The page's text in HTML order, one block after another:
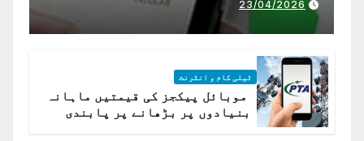
23/04/2026
ٹیلی کام و انٹرنٹ
موبائل پیکجز کی قیمتیں ماہانہ
بنیادوں پر بڑھانے پر پابندی